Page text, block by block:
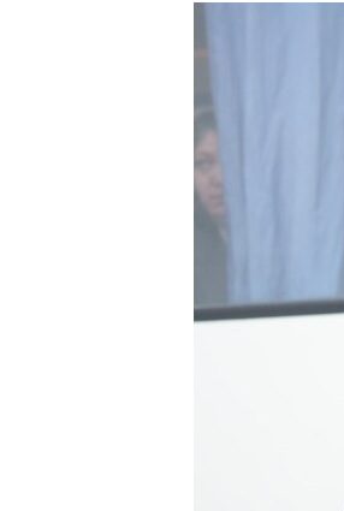
ПОДПИШИТЕСЬ НА РАССЫЛКУ